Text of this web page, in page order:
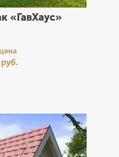
«ГавХаус»